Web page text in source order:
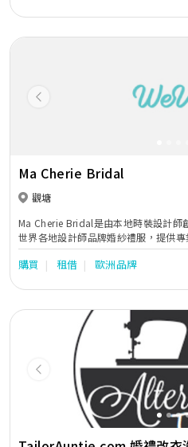
Previous
Ma Cherie Bridal
觀塘
Ma Cherie Bridal是由本地時裝設計師
世界各地設計師品牌婚紗禮服，提供
服務，深受明星名媛熱捧。至今榮獲
品牌，涵蓋阿塞拜彊、白俄羅斯、法國
Alessandro更是本店率先引入香港及
購買 租借 歐洲品牌
Previous